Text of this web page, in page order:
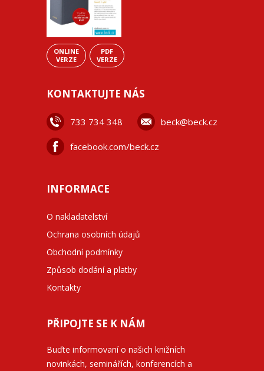
ONLINE
VERZE
PDF
VERZE
KONTAKTUJTE NÁS
733 734 348 beck@beck.cz
facebook.com/beck.cz
INFORMACE
O nakladatelství
Ochrana osobních údajů
Obchodní podmínky
Způsob dodání a platby
Kontakty
PŘIPOJTE SE K NÁM
Buďte informovaní o našich knižních
novinkách, seminářích, konferencích a